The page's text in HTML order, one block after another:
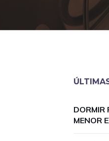
DORMIR
MENOR